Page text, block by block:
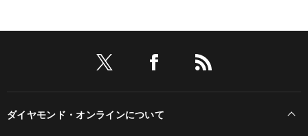
ダイヤモンド・オンラインについて